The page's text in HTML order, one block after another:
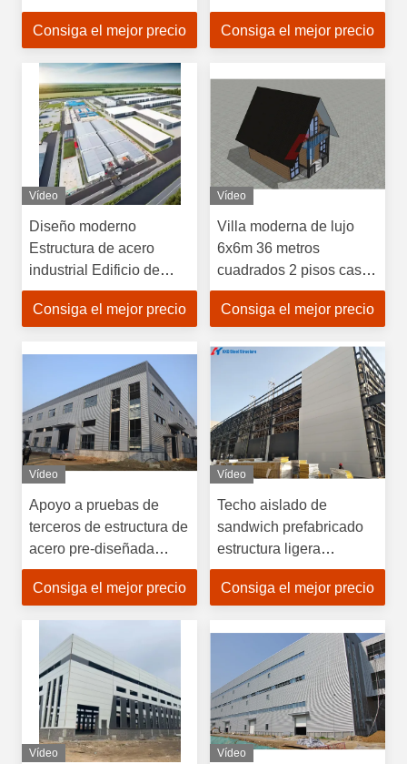
años de vida útil y
construcción resistente a
Consiga el mejor precio
Diseño Personalizado y
Construcción Rápida
Consiga el mejor precio
Vídeo
Diseño moderno
Estructura de acero
industrial Edificio de
almacén prefabricado
Eficiencia óptima
Consiga el mejor precio
Vídeo
Villa moderna de lujo
6x6m 36 metros
cuadrados 2 pisos casa
prefabricada de acero
Consiga el mejor precio
Vídeo
Apoyo a pruebas de
terceros de estructura de
acero pre-diseñada
marco de almacenes
edificios de oficinas
Consiga el mejor precio
Vídeo
Techo aislado de
sandwich prefabricado
estructura ligera
estructura de acero
construcción de
Consiga el mejor precio
Vídeo Vídeo